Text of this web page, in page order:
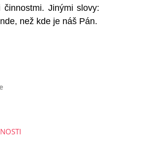
činnostmi. Jinými slovy:
než kde je náš Pán.